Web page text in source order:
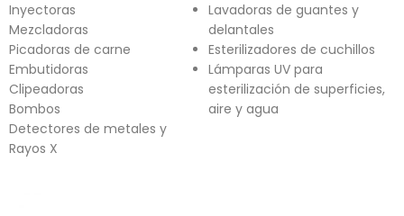
Inyectoras
Mezcladoras
Picadoras de carne
Embutidoras
Clipeadoras
Bombos
Detectores de metales y
Rayos X
Lavadoras de guantes y
delantales
Esterilizadores de cuchillos
Lámparas UV para
esterilización de superficies,
aire y agua